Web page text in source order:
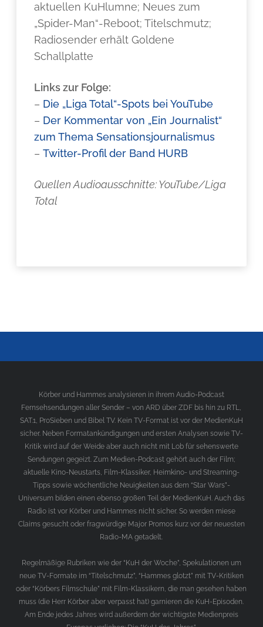
aktuellen KuHlumne; Neues zum
„Spider-Man“-Reboot; Titelschmutz;
Radiosender erhält Goldene
Schallplatte
Links zur Folge:
– Die „Liga Total“-Spots bei YouTube
– Der Kommentar von „Ein Journalist“
zum Thema Sensationsjournalismus
–Twitter-Profil der Band HURB
Quellen Audioausschnitte: YouTube/Liga
Total
Körber und Hammes analysieren in ihrem Audio-Podcast
Fernsehsendungen aller Sender – von ARD über ZDF bis hin zu RTL,
SAT.1, ProSieben und Bibel TV. Kein TV-Format ist vor der MedienKuH
sicher. Neben Formatankündigungen und ersten Analysen sowie TV-
Kritik wird auf der Weide aber auch nicht mit Lob für sehenswerte
Sendungen gegeizt. Zum Medien-Podcast gehört auch der Film;
aktuelle Kino-Neustarts, Film-Klassiker, Heimkino- und Streaming-
Tipps sowie wöchentliche Neuigkeiten aus dem “Star Wars”-
Universum bilden einen ebenso großen Teil der MedienKuH. Auch das
Radio ist vor Körber und Hammes nicht sicher. So werden miese
Claims gesucht oder fragwürdige Major Promos kurz vor der neuesten
Radio-MA getadelt.
Regelmäßige Rubriken wie der “KuH der Woche”, Spekulationen um
neue TV-Formate im “Titelschmutz”, “Hammes glotzt” mit TV-Kritiken
oder “Körbers Filmschule” mit Film-Klassikern, die man gesehen haben
muss (die Herr Körber aber verpasst hat) garnieren die KuH-Episoden.
Am Ende jedes Jahres wird außerdem der wichtigste Medienpreis